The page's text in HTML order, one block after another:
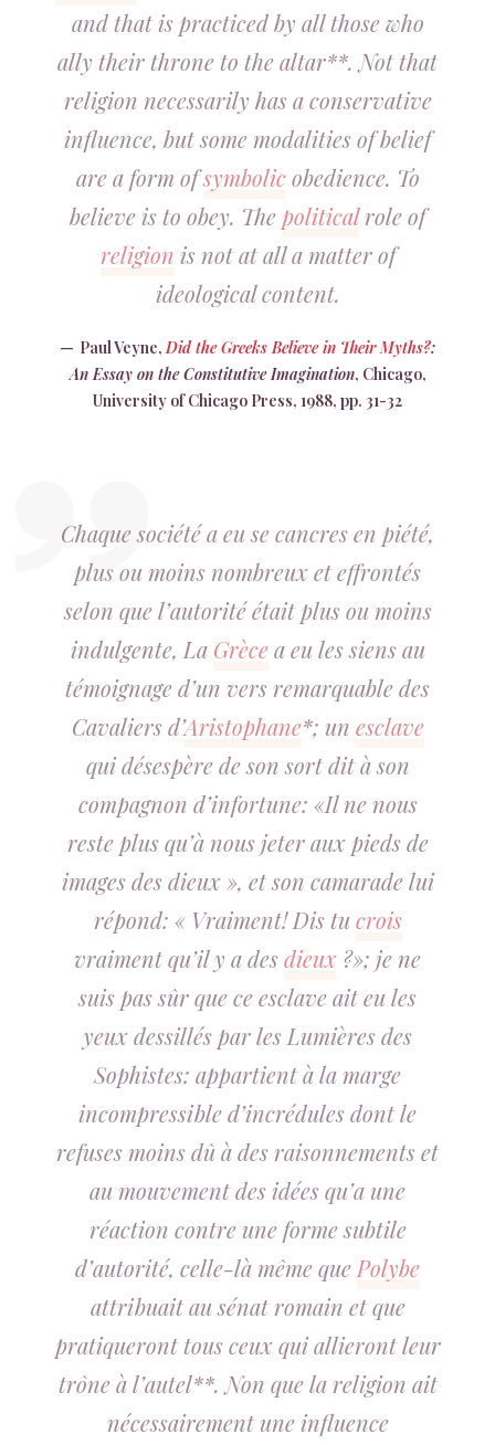
and that is practiced by all those who
ally their throne to the altar**. Not that
religion necessarily has a conservative
influence, but some modalities of belief
are a form ofsymbolicobedience. To
believe is to obey. Thepoliticalrole of
religion is not at all a matter of
ideological content.
Paul Veyne,Did the Greeks Believe in Their Myths?:
An Essay on the Constitutive Imagination, Chicago,
University of Chicago Press, 1988, pp. 31-32
Chaque société a eu se cancres en piété,
plus ou moins nombreux et effrontés
selon que l’autorité était plus ou moins
indulgente, La Grècea eu les siens au
témoignage d’un vers remarquable des
Cavaliersd’Aristophane*; un esclave
qui désespère de son sort dit à son
compagnon d’infortune: «Il ne nous
reste plus qu’à nous jeter aux pieds de
images des dieux », et son camarade lui
répond: « Vraiment! Dis tucrois
vraiment qu’il y a desdieux ?»; je ne
suis pas sûr que ce esclave ait eu les
yeux dessillés par les Lumières des
Sophistes: appartient à la marge
incompressible d’incrédules dont le
refuses moins dû à des raisonnements et
au mouvement des idées qu’a une
réaction contre une forme subtile
d’autorité, celle-là même que Polybe
attribuait au sénat romain et que
pratiqueront tous ceux qui allieront leur
trône à l’autel**. Non que la religion ait
nécessairement une influence